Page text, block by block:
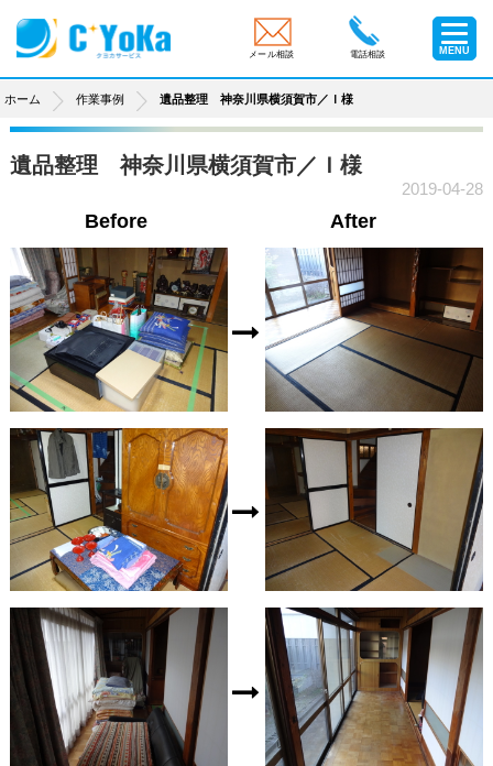
メール相談 電話相談 MENU
ホーム 作業事例 遺品整理 神奈川県横須賀市／Ｉ様
遺品整理 神奈川県横須賀市／Ｉ様
2019-04-28
Before After